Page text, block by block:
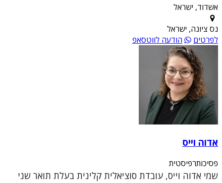
אשדוד, ישראל
נס ציונה, ישראל
לפרטים
הודעה לווטסאפ
אדוה וייס
פסיכותרפיסטית
שמי אדוה וייס, עובדת סוציאלית קלינית בעלת תואר שני